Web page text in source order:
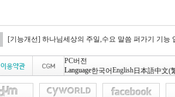
[기능개선] 하나님세상의 주일,수요 말씀 퍼가기 기능
PC버전
Language한국어English日本語中文(